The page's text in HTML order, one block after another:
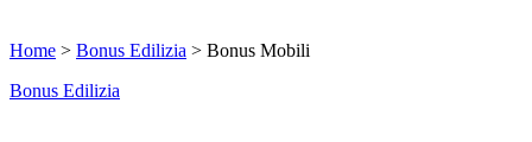
Home > Bonus Edilizia > Bonus Mobili
Bonus Edilizia